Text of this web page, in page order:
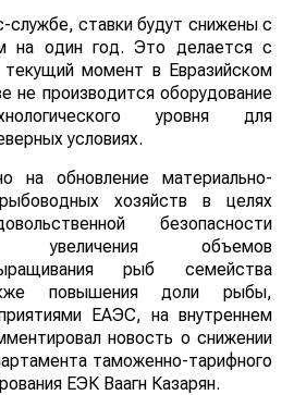
службе, ставки будут снижены с
на один год. Это делается с
момент в Евразийском
не производится оборудование
уровня для
условиях.
на обновление материально-
хозяйств в целях
безопасности
увеличения объемов
рыб семейства
повышения доли рыбы,
ЕАЭС, на внутреннем
новость о снижении
таможенно-тарифного
ЕЭК Ваагн Казарян.